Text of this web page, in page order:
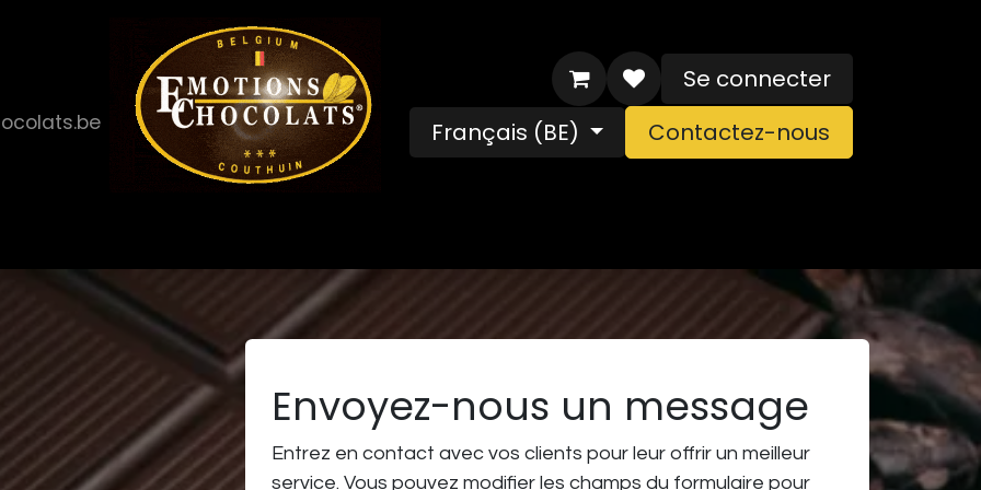
Se connecter
Français (BE)
Contactez-nous
Envoyez-nous un message
Entrez en contact avec vos clients pour leur offrir un meilleur
service. Vous pouvez modifier les champs du formulaire pour